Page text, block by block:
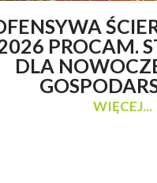
PROCAM.
DLA
WIĘCEJ...